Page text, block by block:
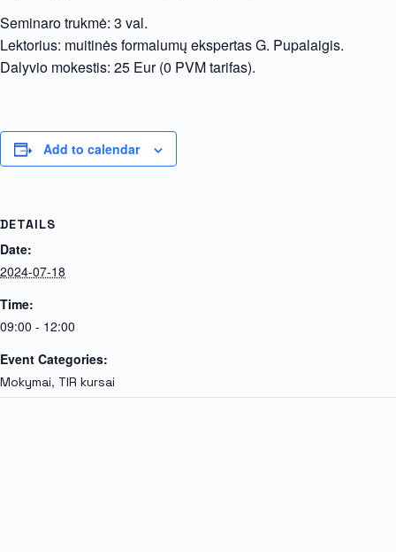
Seminaro trukmė: 3 val.
Lektorius: muitinės formalumų ekspertas G. Pupalaigis.
Dalyvio mokestis: 25 Eur (0 PVM tarifas).
Add to calendar
DETAILS
Date:
2024-07-18
Time:
09:00 - 12:00
Event Categories:
Mokymai, TIR kursai